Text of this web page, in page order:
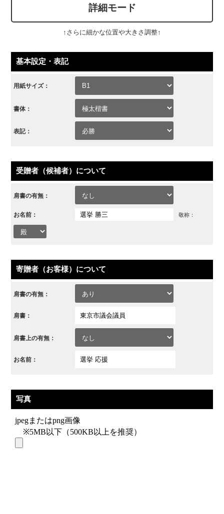
詳細モード
↑さらに細かな位置や大きさ調整↑
基本設定・表記
用紙サイズ：
書体：
表記：
受贈者（候補者）について
肩書の有無：
お名前： 敬称：
寄贈者（お客様）について
肩書の有無：
肩書：
肩書上の有無：
お名前：
写真